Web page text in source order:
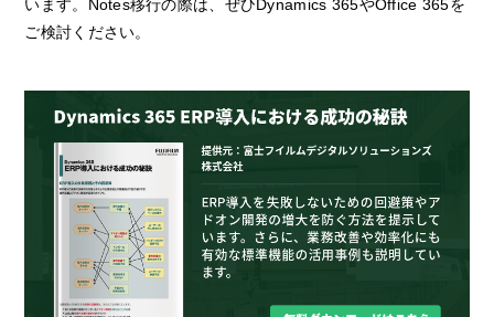
います。Notes移行の際は、ぜひDynamics 365やOffice 365を
ご検討ください。